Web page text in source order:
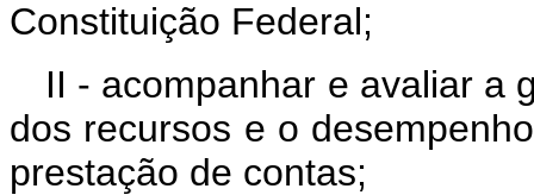
Constituição Federal;
II - acompanhar e avaliar a
dos recursos e o
prestação de contas;